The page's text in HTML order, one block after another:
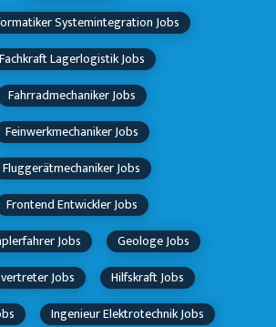
Systemintegration Jobs
Fachkraft Lagerlogistik Jobs
Fahrradmechaniker Jobs
Feinwerkmechaniker Jobs
Fluggerätmechaniker Jobs
Frontend Entwickler Jobs
Jobs
Geologe Jobs
Jobs
Hilfskraft Jobs
Ingenieur Elektrotechnik Jobs